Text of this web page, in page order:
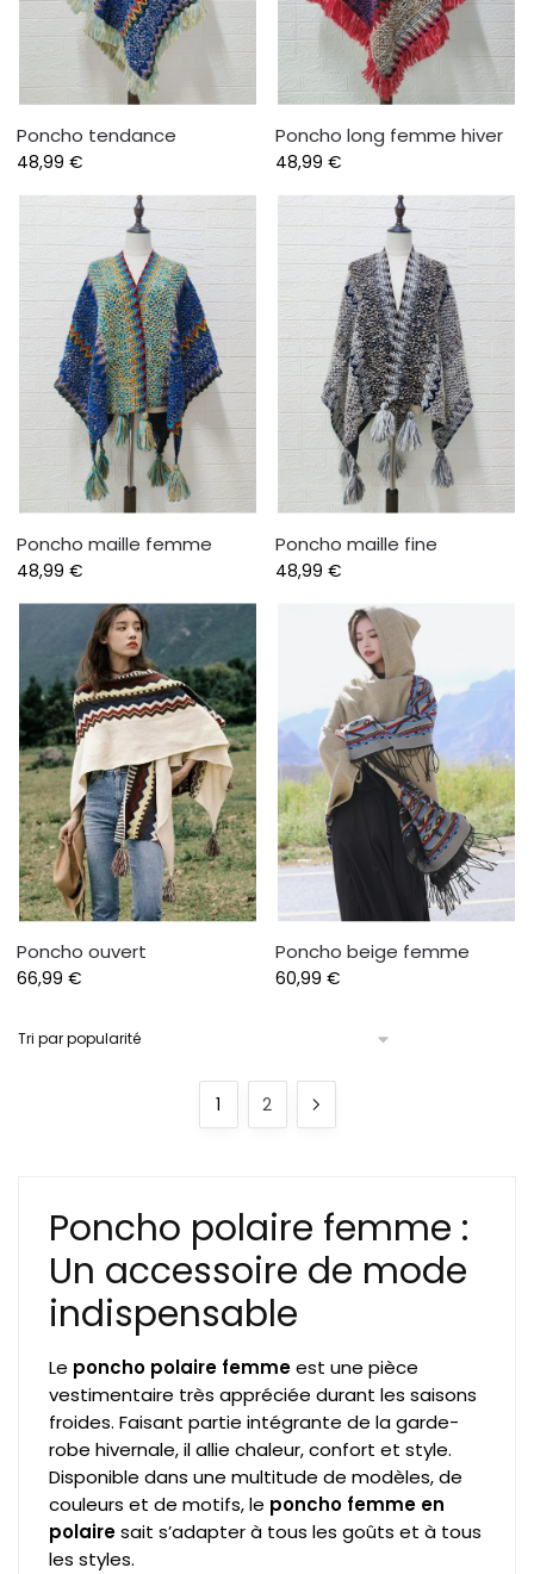
Poncho tendance
48,99 €
Poncho long femme hiver
48,99 €
Poncho maille femme
48,99 €
Poncho maille fine
48,99 €
Poncho ouvert
66,99 €
Poncho beige femme
60,99 €
1 2
Poncho polaire femme :
Un accessoire de mode
indispensable
Le poncho polaire femmeest une pièce
vestimentaire très appréciée durant les saisons
froides. Faisant partie intégrante de la garde-
robe hivernale, il allie chaleur, confort et style.
Disponible dans une multitude de modèles, de
couleurs et de motifs, le poncho femme en
polairesait s’adapter à tous les goûts et à tous
les styles.